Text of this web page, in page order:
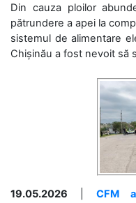
Din cauza ploilor
pătrundere a apei la
sistemul de alimentare
Chișinău a fost nevoit să
19.05.2026 CFM